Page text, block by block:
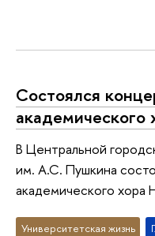
Состоялся
академического
В Центральной
им. А.С. Пушкина
академического
Университетская жизнь